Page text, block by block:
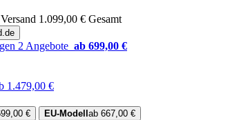
1.099,00 € Gesamt
2 Angebote ab 699,00 €
1.479,00 €
€ EU-Modell ab 667,00 €